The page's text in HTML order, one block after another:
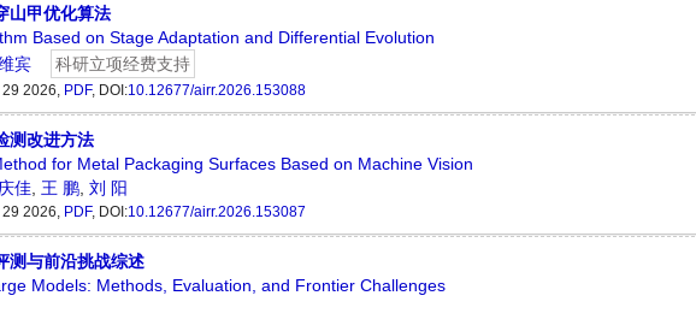
山甲优化算法
Based on Stage Adaptation and Differential Evolution
宾 科研立项经费支持
29 2026, PDF, DOI:10.12677/airr.2026.153088
测改进方法
for Metal Packaging Surfaces Based on Machine Vision
佳, 王 鹏, 刘 阳
29 2026, PDF, DOI:10.12677/airr.2026.153087
测与前沿挑战综述
Models: Methods, Evaluation, and Frontier Challenges